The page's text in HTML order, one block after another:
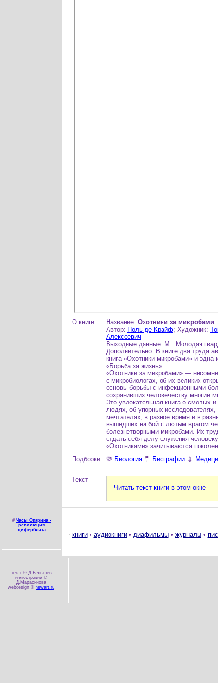
О книге Название: Охотники за микробами
Автор: Поль де Крайф; Художник:
Алексеевич
Выходные данные: М.: Молодая
Дополнительно: В книге два труда
книга «Охотники микробами» и
«Борьба за жизнь».
«Охотники за микробами» —
о микробиологах, об их великих
основы борьбы с инфекционными
сохранивших человечеству многие
Это увлекательная книга о смелых и
людях, об упорных исследователях,
мечтателях, в разное время и в
вышедших на бой с лютым врагом
болезнетворными микробами. Их
отдать себя делу служения
«Охотниками» зачитываются
Подборки
🦠 Биология 🤵 Биографии 💉
Текст
Читать текст книги в этом окне
# Часы Опарина -
революция
циферблата
книги• аудиокниги• диафильмы• журналы•
текст © Д.Белышев
иллюстрации ©
Д.Марасинова
webdesign © newart.ru